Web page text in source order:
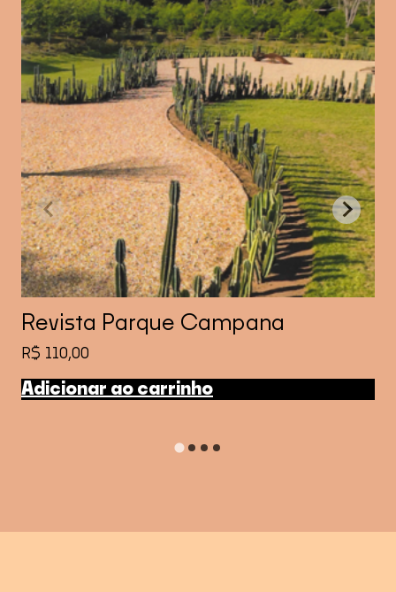
Revista Parque Campana
R$ 110,00
Adicionar ao carrinho